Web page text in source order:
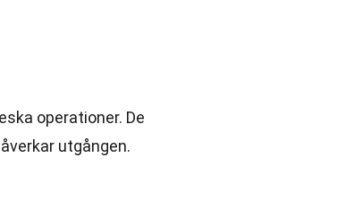
operationer. De
utgången.